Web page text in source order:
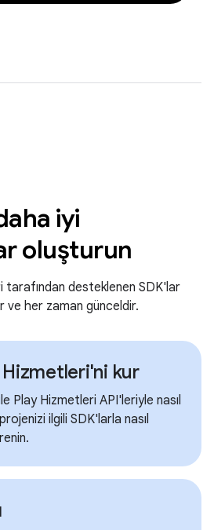
iyi
oluşturun
desteklenen SDK'lar
ve her zaman günceldir.
kur
Play Hizmetleri API'leriyle nasıl
ilgili SDK'larla nasıl